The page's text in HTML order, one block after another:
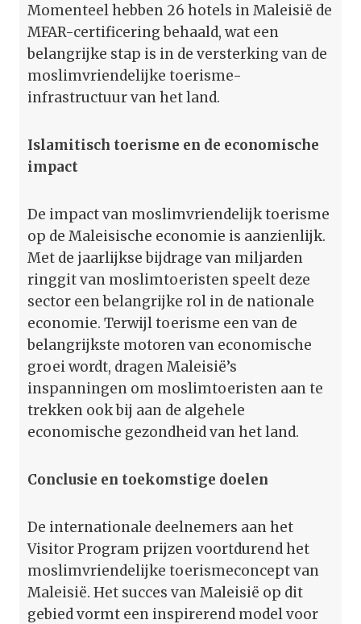
Momenteel hebben 26 hotels in Maleisië de
MFAR-certificering behaald, wat een
belangrijke stap is in de versterking van de
moslimvriendelijke toerisme-
infrastructuur van het land.
Islamitisch toerisme en de economische
impact
De impact van moslimvriendelijk toerisme
op de Maleisische economie is aanzienlijk.
Met de jaarlijkse bijdrage van miljarden
ringgit van moslimtoeristen speelt deze
sector een belangrijke rol in de nationale
economie. Terwijl toerisme een van de
belangrijkste motoren van economische
groei wordt, dragen Maleisië’s
inspanningen om moslimtoeristen aan te
trekken ook bij aan de algehele
economische gezondheid van het land.
Conclusie en toekomstige doelen
De internationale deelnemers aan het
Visitor Program prijzen voortdurend het
moslimvriendelijke toerismeconcept van
Maleisië. Het succes van Maleisië op dit
gebied vormt een inspirerend model voor